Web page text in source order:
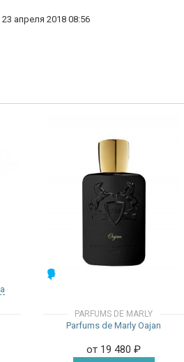
23 апреля 2018 08:56
PARFUMS DE MARLY
Parfums de Marly Oajan
от 19 480₽